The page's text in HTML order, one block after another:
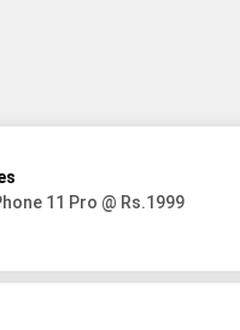
cookies. Genom att fortsätta